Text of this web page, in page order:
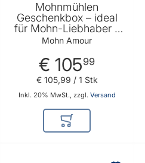
Mohnmühlen
Geschenkbox – ideal
für Mohn-Liebhaber –
Mohn Amour
Mohn Amour
€ 10599
Inkl. 20% MwSt., zzgl. Versand
€ 105,99 / 1 Stk
In den Warenkorb